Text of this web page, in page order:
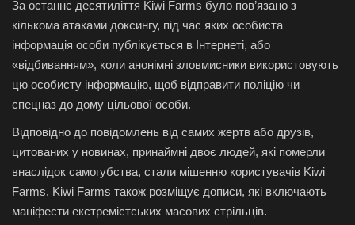
За останнє десятиліття Kiwi Farms було пов’язано з
кількома атаками доксингу, під час яких особиста
інформація особи публікується в Інтернеті, або
«відбиванням», коли анонімні зловмисники використовують
цю особисту інформацію, щоб відправити поліцію чи
спецназ до дому цільової особи.
Відповідно до повідомлень від самих жертв або друзів,
цитованих у новинах, принаймні двоє людей, які померли
внаслідок самогубства, стали мішенню користувачів Kiwi
Farms. Kiwi Farms також розміщує дописи, які включають
маніфести екстремістських масових стрільців.